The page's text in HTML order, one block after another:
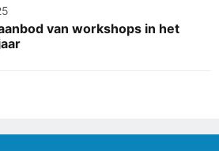
van workshops in het